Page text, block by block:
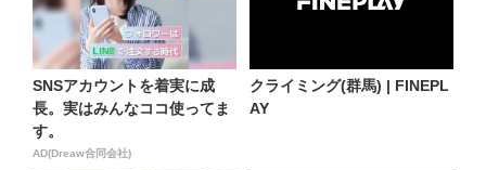
SNSアカウントを着実に成
長。実はみんなココ使ってま
す。
AD(Dreaw合同会社)
クライミング(群馬) | FINEPL
AY